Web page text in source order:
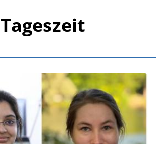
Tageszeit